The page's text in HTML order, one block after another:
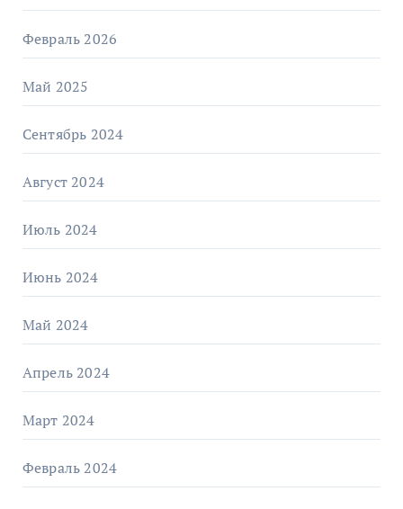
Февраль 2026
Май 2025
Сентябрь 2024
Август 2024
Июль 2024
Июнь 2024
Май 2024
Апрель 2024
Март 2024
Февраль 2024